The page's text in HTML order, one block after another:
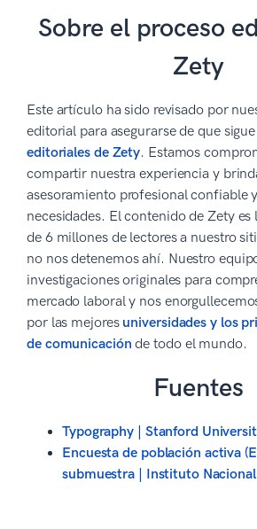
Sobre el proceso
Zety
Este artículo ha sido revisado por
editorial para asegurarse de que
editoriales de Zety. Estamos
compartir nuestra experiencia y
asesoramiento profesional confiable
necesidades. El contenido de Zety es
de 6 millones de lectores a nuestro
no nos detenemos ahí. Nuestro
investigaciones originales para
mercado laboral y nos
por las mejores universidades y los
de comunicación de todo el mundo.
Fuentes
Typography | Stanford
Encuesta de población activa
submuestra | Instituto